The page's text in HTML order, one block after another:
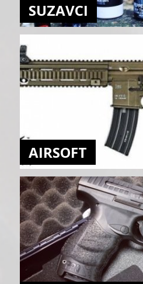
SUZAVCI
AIRSOFT